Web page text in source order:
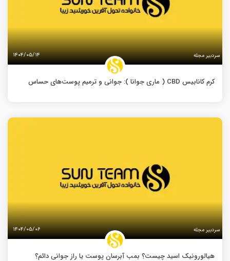
سردبیر مجله ۱۴۰۴/۰۵/۱۴
کرم کانابیس CBD ( ماری جوانا ): جوانی و ترمیم پوست‌های حساس
سردبیر مجله ۱۴۰۴/۰۵/۰۶
هیالورونیک اسید چیست؟ بمب آبرسان پوست یا راز جوانی دائم؟